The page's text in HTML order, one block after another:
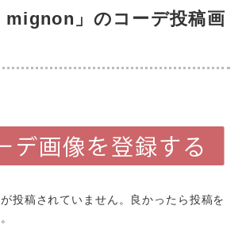
mignon」のコーデ投稿画
投稿されていません。良かったら投稿を